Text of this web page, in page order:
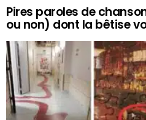
Pires paroles de
ou non) dont la bêtise